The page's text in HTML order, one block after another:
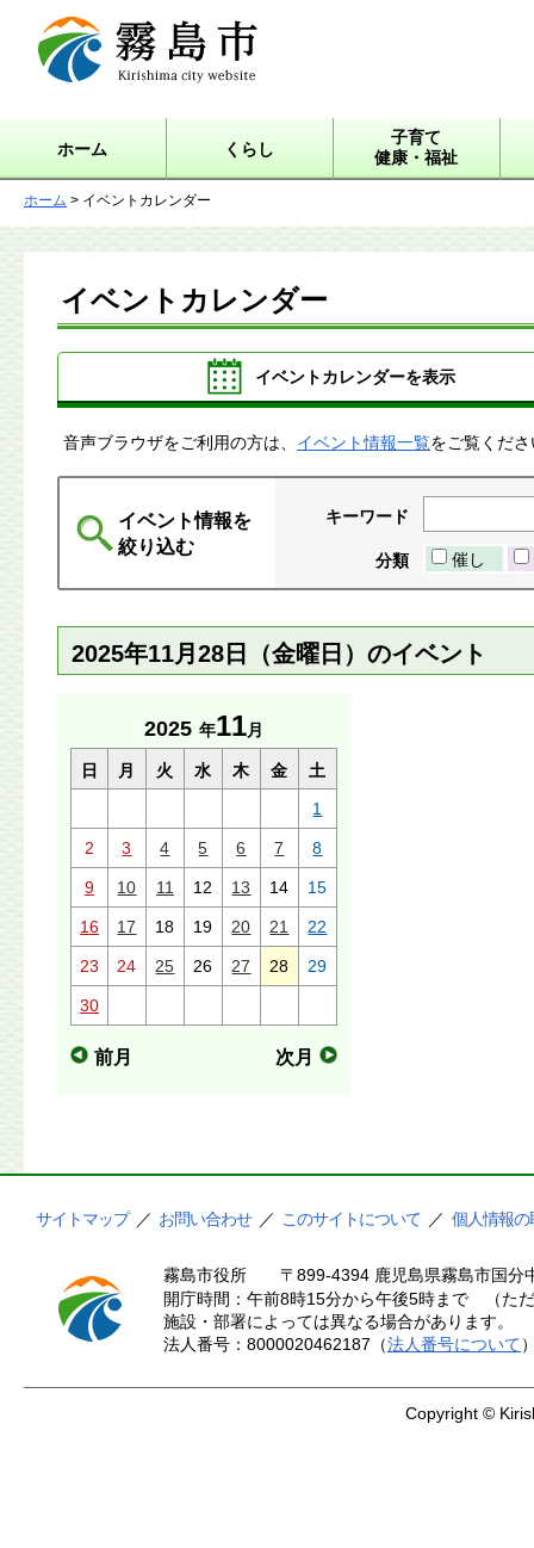
霧島市 Kirishima city
website
ホーム くらし
子育て
健康・福祉
ホーム > イベントカレンダー
イベントカレンダー
イベントカレンダーを表示
音声ブラウザをご利用の方は、 イベント情報一覧をご覧くだ
イベント情報を
絞り込む
キーワード
分類 催し
2025年11月28日（金曜日）のイベント
2025 年11月
日 月 火 水 木 金
土
1
2 3 4 5 6 7 8
9 10 11 12 13 14 15
16 17 18 19 20 21 22
23 24 25 26 27 28 29
30
前月 次月
サイトマップ ／ お問い合わせ ／ このサイトについて ／ 個人情報の
霧島市役所
〒899-4394 鹿児島県霧島市国
開庁時間：午前8時15分から午後5時まで （た
施設・部署によっては異なる場合があります。
法人番号：8000020462187（法人番号について
Copyright ©